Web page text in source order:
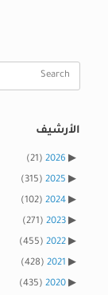
Search
الأرشيف
2026
(21)
2025
(315)
2024
(102)
2023
(271)
2022
(455)
2021
(428)
2020
(435)